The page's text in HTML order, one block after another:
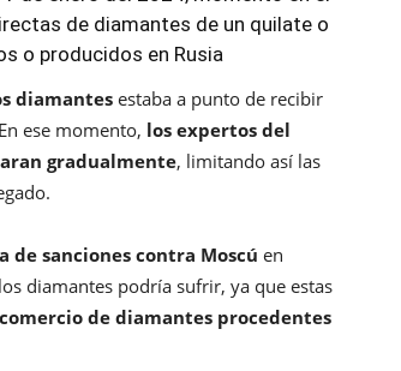
de diamantes de un quilate o
o producidos en Rusia
diamantesestaba a punto de recibir
ese momento, los expertos del
gradualmente, limitando así las
de sanciones contra Moscú en
diamantes podría sufrir, ya que estas
de diamantes procedentes